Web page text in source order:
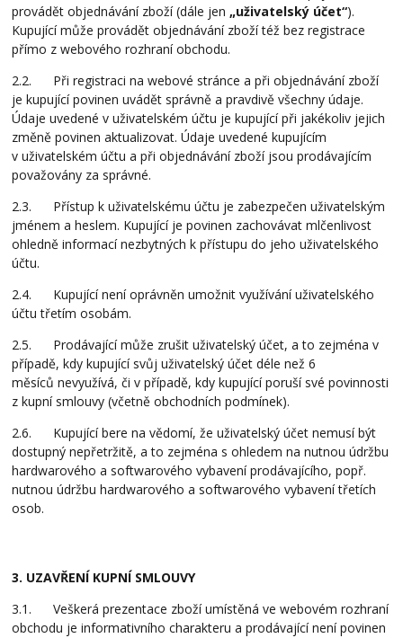
provádět objednávání zboží (dále jen„uživatelský účet“).
Kupující může provádět objednávání zboží též bez registrace
přímo z webového rozhraní obchodu.
2.2. Při registraci na webové stránce a při objednávání zboží
je kupující povinen uvádět správně a pravdivě všechny údaje.
Údaje uvedené v uživatelském účtu je kupující při jakékoliv jejich
změně povinen aktualizovat. Údaje uvedené kupujícím
v uživatelském účtu a při objednávání zboží jsou prodávajícím
považovány za správné.
2.3. Přístup k uživatelskému účtu je zabezpečen uživatelským
jménem a heslem. Kupující je povinen zachovávat mlčenlivost
ohledně informací nezbytných k přístupu do jeho uživatelského
účtu.
2.4. Kupující není oprávněn umožnit využívání uživatelského
účtu třetím osobám.
2.5. Prodávající může zrušit uživatelský účet, a to zejména v
případě, kdy kupující svůj uživatelský účet déle než 6
měsíců nevyužívá, či v případě, kdy kupující poruší své povinnosti
z kupní smlouvy (včetně obchodních podmínek).
2.6. Kupující bere na vědomí, že uživatelský účet nemusí být
dostupný nepřetržitě, a to zejména s ohledem na nutnou údržbu
hardwarového a softwarového vybavení prodávajícího, popř.
nutnou údržbu hardwarového a softwarového vybavení třetích
osob.
3. UZAVŘENÍ KUPNÍ SMLOUVY
3.1. Veškerá prezentace zboží umístěná ve webovém rozhraní
obchodu je informativního charakteru a prodávající není povinen